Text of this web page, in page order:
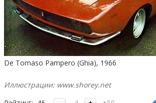
De Tomaso Pampero (Ghia), 1966
Иллюстрации: www.shorey.net